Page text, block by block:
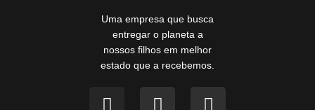
Uma empresa que busca
entregar o planeta a
nossos filhos em melhor
estado que a recebemos.